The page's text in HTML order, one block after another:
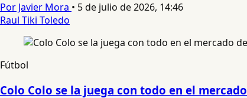
Por Javier Mora • 5 de julio de 2026, 14:46
Raul Tiki Toledo
Fútbol
Colo Colo se la juega con todo en el